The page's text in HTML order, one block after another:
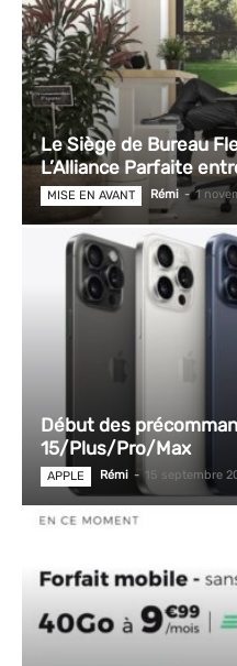
Le Siège de Bureau
L’Alliance Parfaite
MISE EN AVANT Rémi - 1
Début des
15/Plus/Pro/Max
APPLE Rémi - 15 septembre